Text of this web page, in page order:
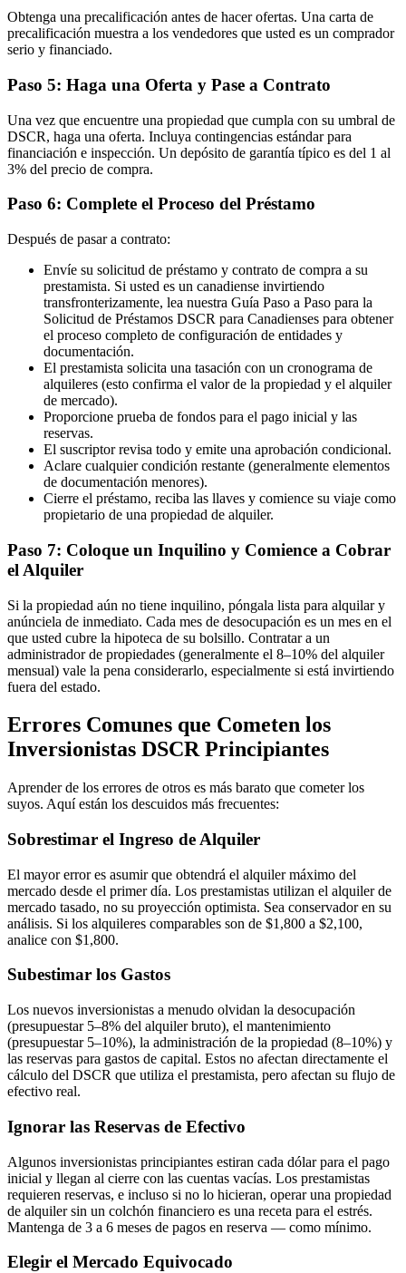
Obtenga una precalificación antes de hacer ofertas. Una carta de
precalificación muestra a los vendedores que usted es un comprador
serio y financiado.
Paso 5: Haga una Oferta y Pase a Contrato
Una vez que encuentre una propiedad que cumpla con su umbral de
DSCR, haga una oferta. Incluya contingencias estándar para
financiación e inspección. Un depósito de garantía típico es del 1 al
3% del precio de compra.
Paso 6: Complete el Proceso del Préstamo
Después de pasar a contrato:
Envíe su solicitud de préstamo y contrato de compra a su
prestamista. Si usted es un canadiense invirtiendo
transfronterizamente, lea nuestra Guía Paso a Paso para la
Solicitud de Préstamos DSCR para Canadienses para obtener
el proceso completo de configuración de entidades y
documentación.
El prestamista solicita una tasación con un cronograma de
alquileres (esto confirma el valor de la propiedad y el alquiler
de mercado).
Proporcione prueba de fondos para el pago inicial y las
reservas.
El suscriptor revisa todo y emite una aprobación condicional.
Aclare cualquier condición restante (generalmente elementos
de documentación menores).
Cierre el préstamo, reciba las llaves y comience su viaje como
propietario de una propiedad de alquiler.
Paso 7: Coloque un Inquilino y Comience a Cobrar
el Alquiler
Si la propiedad aún no tiene inquilino, póngala lista para alquilar y
anúnciela de inmediato. Cada mes de desocupación es un mes en el
que usted cubre la hipoteca de su bolsillo. Contratar a un
administrador de propiedades (generalmente el 8–10% del alquiler
mensual) vale la pena considerarlo, especialmente si está invirtiendo
fuera del estado.
Errores Comunes que Cometen los
Inversionistas DSCR Principiantes
Aprender de los errores de otros es más barato que cometer los
suyos. Aquí están los descuidos más frecuentes:
Sobrestimar el Ingreso de Alquiler
El mayor error es asumir que obtendrá el alquiler máximo del
mercado desde el primer día. Los prestamistas utilizan el alquiler de
mercado tasado, no su proyección optimista. Sea conservador en su
análisis. Si los alquileres comparables son de $1,800 a $2,100,
analice con $1,800.
Subestimar los Gastos
Los nuevos inversionistas a menudo olvidan la desocupación
(presupuestar 5–8% del alquiler bruto), el mantenimiento
(presupuestar 5–10%), la administración de la propiedad (8–10%) y
las reservas para gastos de capital. Estos no afectan directamente el
cálculo del DSCR que utiliza el prestamista, pero afectan su flujo de
efectivo real.
Ignorar las Reservas de Efectivo
Algunos inversionistas principiantes estiran cada dólar para el pago
inicial y llegan al cierre con las cuentas vacías. Los prestamistas
requieren reservas, e incluso si no lo hicieran, operar una propiedad
de alquiler sin un colchón financiero es una receta para el estrés.
Mantenga de 3 a 6 meses de pagos en reserva — como mínimo.
Elegir el Mercado Equivocado